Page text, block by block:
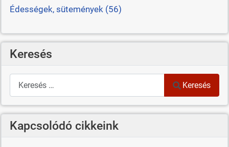
Édességek, sütemények (56)
Keresés
Keresés
Keresés
Kapcsolódó cikkeink